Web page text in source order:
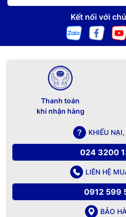
=>>Liên hệ ngay với chúng tôi
Hotline / Zalo: 091 259 9510 /
Email:avc.hanoi@gmail.com
Website:AVC.vn
Kết nối với
Thanh toán
khi nhận hàng
KHIẾU
024 3200
LIÊN HỆ
0912 599
BẢO